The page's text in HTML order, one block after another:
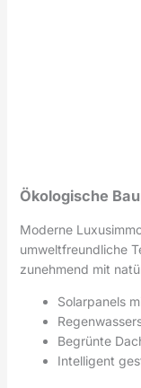
Ökologische
Moderne
umweltfreundliche
zunehmend mit
Solarpanels
Begrünte
Intelligent